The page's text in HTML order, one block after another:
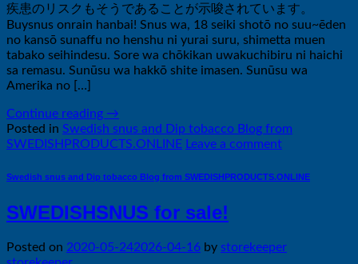
疾患のリスクもそうであることが示唆されています。
Buysnus onrain hanbai! Snus wa, 18 seiki shotō no suu~ēden
no kansō sunaffu no henshu ni yurai suru, shimetta muen
tabako seihindesu. Sore wa chōkikan uwakuchibiru ni haichi
sa remasu. Sunūsu wa hakkō shite imasen. Sunūsu wa
Amerika no […]
Continue reading →
Posted in Swedish snus and Dip tobacco Blog from
SWEDISHPRODUCTS.ONLINE Leave a comment
Swedish snus and Dip tobacco Blog from SWEDISHPRODUCTS.ONLINE
SWEDISHSNUS for sale!
Posted on 2020-05-242026-04-16 by storekeeper